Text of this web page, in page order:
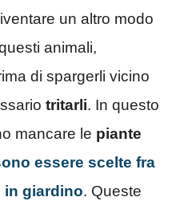
un altro modo
animali,
di spargerli vicino
tritarli. In questo
mancare le piante
essere scelte fra
in giardino. Queste